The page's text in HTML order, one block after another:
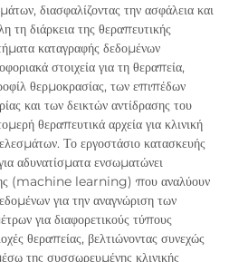
διασφαλίζοντας την ασφάλεια και
τη διάρκεια της θεραπευτικής
καταγραφής δεδομένων
στοιχεία για τη θεραπεία,
θερμοκρασίας, των επιπέδων
και των δεικτών αντίδρασης του
θεραπευτικά αρχεία για κλινική
Το εργοστάσιο κατασκευής
αδυνατίσματα ενσωματώνει
(machine learning) που αναλύουν
για την αναγνώριση των
για διαφορετικούς τύπους
θεραπείας, βελτιώνοντας συνεχώς
της συσσωρευμένης κλινικής